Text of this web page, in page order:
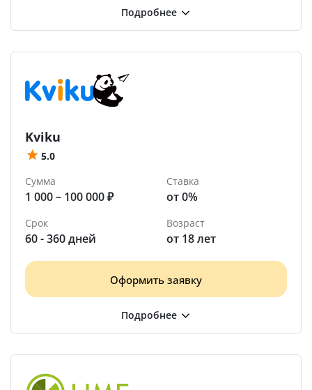
Kviku
5.0
Сумма
1 000 – 100 000 ₽
Ставка
от 0%
Срок
60 - 360 дней
Возраст
от 18 лет
Оформить заявку